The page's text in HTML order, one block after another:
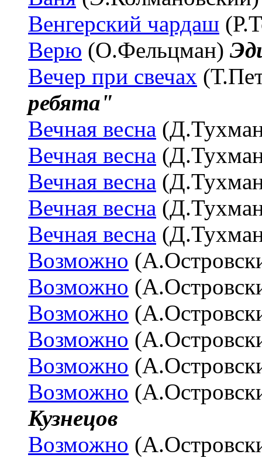
Венгерский чардаш
Верю (О.Фельцман)
Вечер при свечах
ребята"
Вечная весна
Вечная весна
Вечная весна
Вечная весна
Вечная весна
Возможно
Возможно
Возможно
Возможно
Возможно
Возможно
Кузнецов
Возможно